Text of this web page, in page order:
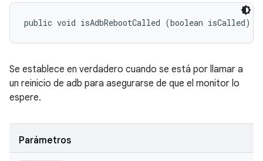
public void isAdbRebootCalled (boolean isCalled)
Se establece en verdadero cuando se está por llamar a
un reinicio de adb para asegurarse de que el monitor lo
espere.
Parámetros